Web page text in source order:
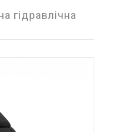
гідравлічна